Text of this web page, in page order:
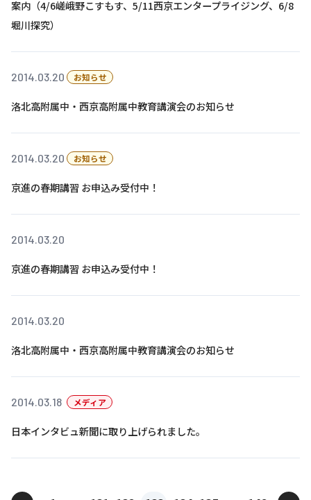
活動報告
案内（4/6嵯峨野こすもす、5/11西京エンタープライジング、6/8
堀川探究）
2014.03.20 お知らせ
洛北高附属中・西京高附属中教育講演会のお知らせ
2014.03.20 お知らせ
京進の春期講習 お申込み受付中！
2014.03.20
京進の春期講習 お申込み受付中！
2014.03.20
洛北高附属中・西京高附属中教育講演会のお知らせ
2014.03.18 メディア
日本インタビュ新聞に取り上げられました。